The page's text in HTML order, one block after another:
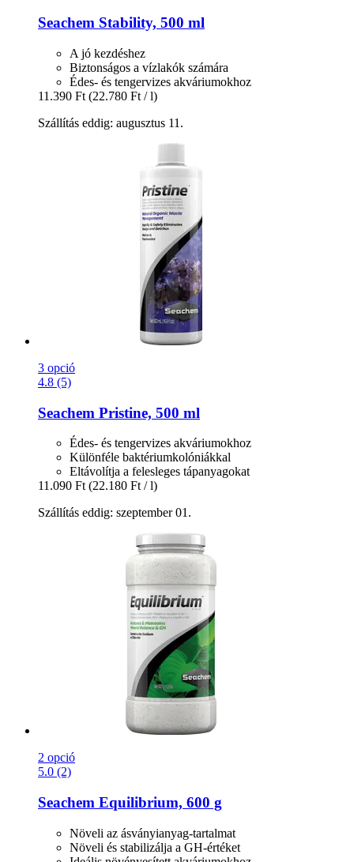
Seachem Stability, 500 ml
A jó kezdéshez
Biztonságos a vízlakók számára
Édes- és tengervizes akváriumokhoz
11.390 Ft (22.780 Ft / l)
Szállítás eddig: augusztus 11.
3 opció
4.8 (5)
Seachem Pristine, 500 ml
Édes- és tengervizes akváriumokhoz
Különféle baktériumkolóniákkal
Eltávolítja a felesleges tápanyagokat
11.090 Ft (22.180 Ft / l)
Szállítás eddig: szeptember 01.
2 opció
5.0 (2)
Seachem Equilibrium, 600 g
Növeli az ásványianyag-tartalmat
Növeli és stabilizálja a GH-értéket